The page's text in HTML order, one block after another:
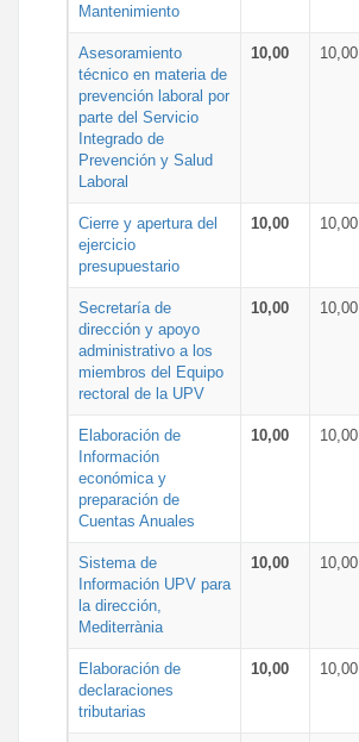
Mantenimiento
Asesoramiento
técnico en materia de
prevención laboral por
parte del Servicio
Integrado de
Prevención y Salud
Laboral
10,00 10,00
Cierre y apertura del
ejercicio
presupuestario
10,00 10,00
Secretaría de
dirección y apoyo
administrativo a los
miembros del Equipo
rectoral de la UPV
10,00 10,00
Elaboración de
Información
económica y
preparación de
Cuentas Anuales
10,00 10,00
Sistema de
Información UPV para
la dirección,
Mediterrània
10,00 10,00
Elaboración de
declaraciones
tributarias
10,00 10,00